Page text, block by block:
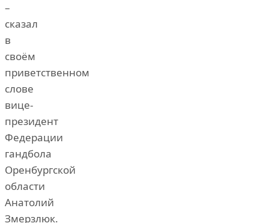
–
сказал
в
своём
приветственном
слове
вице-
президент
Федерации
гандбола
Оренбургской
области
Анатолий
Змерзлюк.